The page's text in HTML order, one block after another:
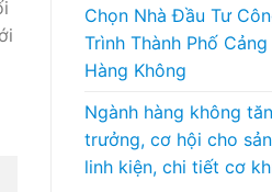
Chọn Nhà Đầu Tư
Trình Thành Phố Cảng
Hàng Không
Ngành hàng không
trưởng, cơ hội cho
linh kiện, chi tiết cơ